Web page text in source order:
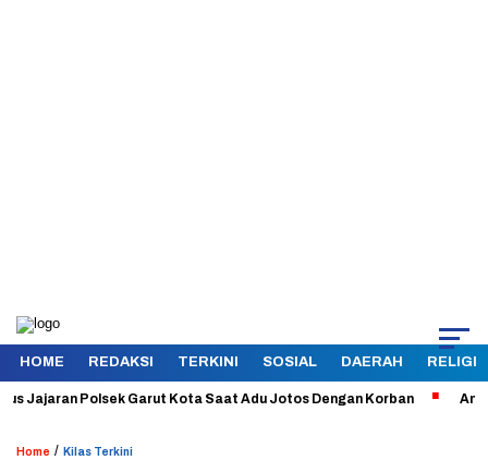
HOME REDAKSI TERKINI SOSIAL DAERAH RELIGI
Polsek Garut Kota Saat Adu Jotos Dengan Korban Aman dan
Home / Kilas Terkini